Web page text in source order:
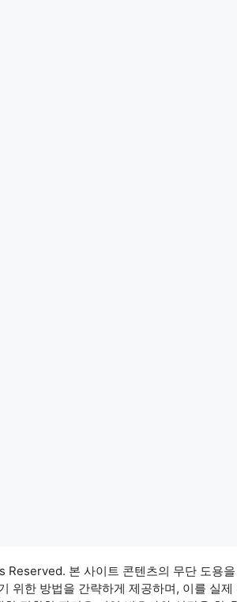
본 사이트 콘텐츠의 무단 도용을
한 방법을 간략하게 제공하며, 이를 실